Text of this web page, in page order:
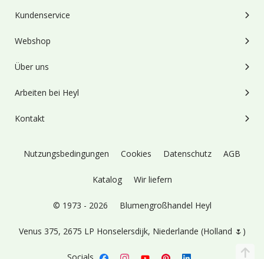
Kundenservice
Webshop
Über uns
Arbeiten bei Heyl
Kontakt
Nutzungsbedingungen Cookies Datenschutz AGB
Katalog Wir liefern
© 1973 - 2026 Blumengroßhandel Heyl
Venus 375, 2675 LP Honselersdijk, Niederlande (Holland 🌷)